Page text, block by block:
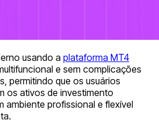
usando a plataforma MT4
e sem complicações
permitindo que os usuários
os ativos de investimento
ambiente profissional e flexível